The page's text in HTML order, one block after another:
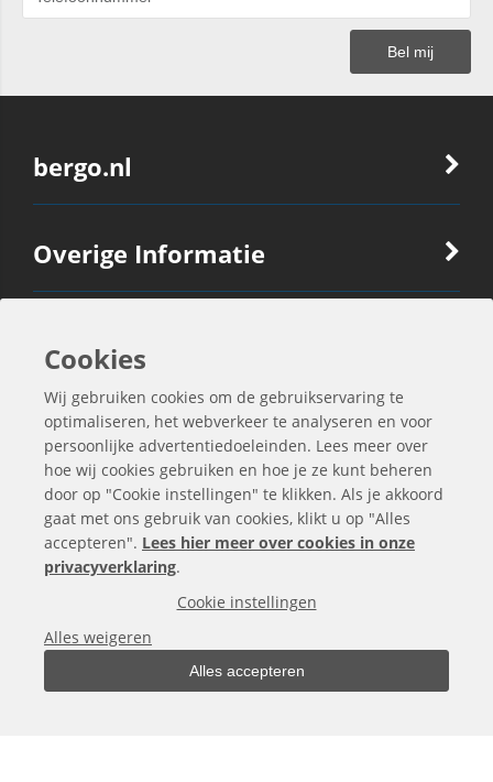
bergo.nl
Overige Informatie
Ook Interessant
Contactgegevens
Alle bedragen zijn exclusief BTW
Cookies
Wij gebruiken cookies om de gebruikservaring te
optimaliseren, het webverkeer te analyseren en voor
persoonlijke advertentiedoeleinden. Lees meer over
hoe wij cookies gebruiken en hoe je ze kunt beheren
door op "Cookie instellingen" te klikken. Als je akkoord
gaat met ons gebruik van cookies, klikt u op "Alles
accepteren". Lees hier meer over cookies in onze
privacyverklaring.
Cookie instellingen
Alles weigeren
Alles accepteren